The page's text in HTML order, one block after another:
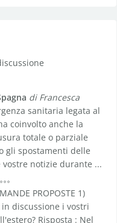
di Francesca
sanitaria legata al
coinvolto anche la
totale o parziale
gli spostamenti delle
vostre notizie durante ...
PROPOSTE 1)
discussione i vostri
Risposta : Nel